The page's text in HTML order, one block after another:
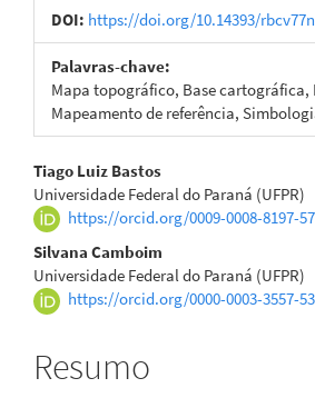
DOI: https://doi.org/10.14393/
Palavras-chave:
Mapa topográfico, Base
Mapeamento de referência,
Conteúdo
do
artigo
principal
Tiago Luiz Bastos
Universidade Federal do Paraná (UFPR)
https://orcid.org/0009-0008-8197-
Silvana Camboim
Universidade Federal do Paraná (UFPR)
https://orcid.org/0000-0003-3557-
Resumo